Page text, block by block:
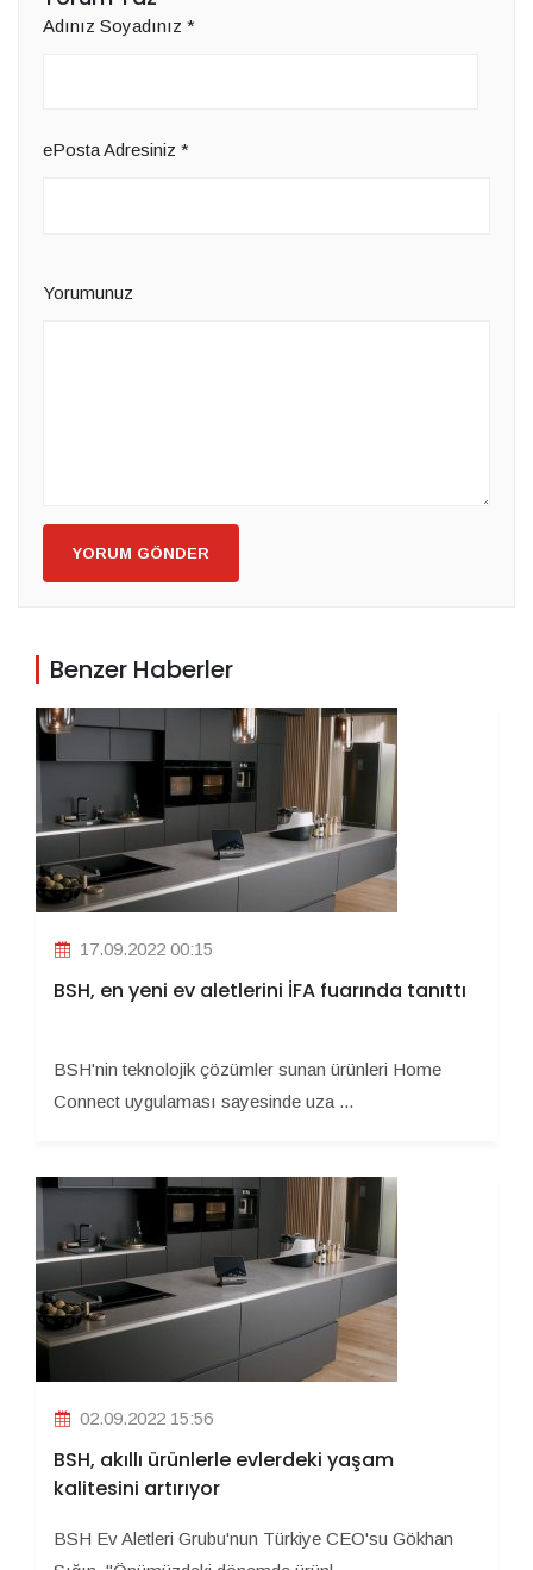
Adınız Soyadınız *
ePosta Adresiniz *
Yorumunuz
YORUM GÖNDER
Benzer Haberler
17.09.2022 00:15
BSH, en yeni ev aletlerini İFA fuarında tanıttı
BSH'nin teknolojik çözümler sunan ürünleri Home
Connect uygulaması sayesinde uza ...
02.09.2022 15:56
BSH, akıllı ürünlerle evlerdeki yaşam
kalitesini artırıyor
BSH Ev Aletleri Grubu'nun Türkiye CEO'su Gökhan